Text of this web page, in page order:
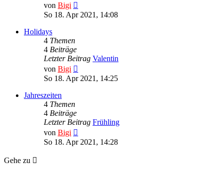
von Bigi
Beitrag
So 18. Apr 2021, 14:08
Holidays
4 Themen
4 Beiträge
Letzter Beitrag Valentin
von Bigi
Beitrag
So 18. Apr 2021, 14:25
Jahreszeiten
4 Themen
4 Beiträge
Letzter Beitrag Frühling
von Bigi
Beitrag
So 18. Apr 2021, 14:28
Gehe zu